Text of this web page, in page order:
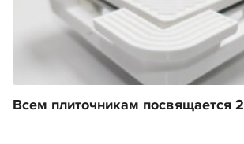
Всем плиточникам посвящается 2